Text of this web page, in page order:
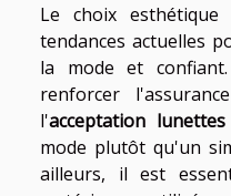
Le choix
tendances actuelles
la mode et
renforcer
l'acceptation lunettes
mode plutôt qu'un
ailleurs, il est